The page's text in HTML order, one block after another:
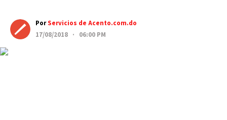
PorServicios de Acento.com.do
17/08/2018 · 06:00 PM